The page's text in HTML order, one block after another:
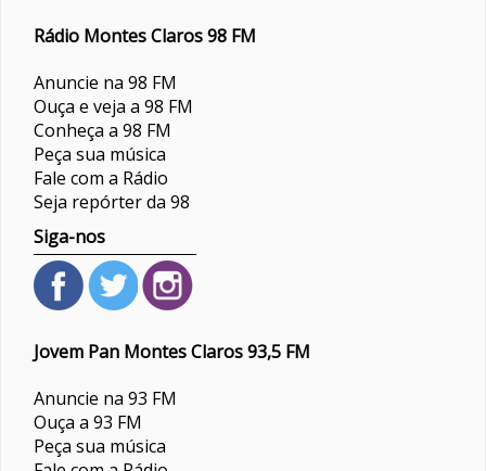
Rádio Montes Claros 98 FM
Anuncie na 98 FM
Ouça e veja a 98 FM
Conheça a 98 FM
Peça sua música
Fale com a Rádio
Seja repórter da 98
Siga-nos
Jovem Pan Montes Claros 93,5 FM
Anuncie na 93 FM
Ouça a 93 FM
Peça sua música